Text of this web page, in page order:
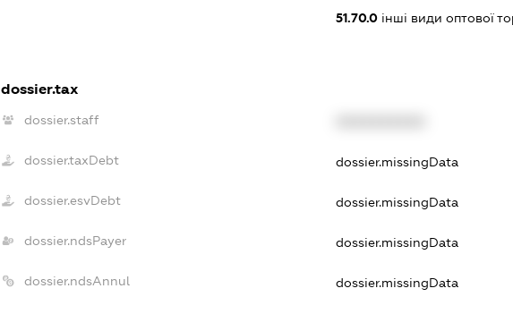
51.70.0інші види оптової
dossier.tax
dossier.staff
dossier.taxDebt dossier.missingData
dossier.esvDebt dossier.missingData
dossier.ndsPayer dossier.missingData
dossier.ndsAnnul dossier.missingData